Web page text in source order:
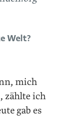
Welt?
mich
zählte ich
gab es